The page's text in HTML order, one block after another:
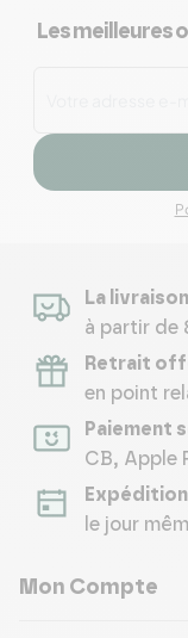
Les meilleures
La
à partir de
Retrait
en point
Paiement
CB, Apple
Expédition
le jour
Mon Compte